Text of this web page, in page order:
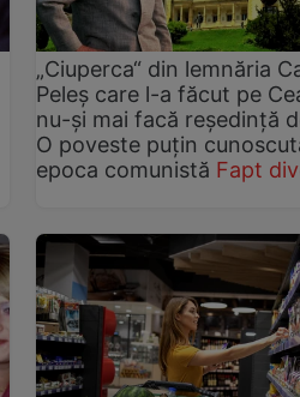
„Ciuperca“ din lemnăria
Peleş care l-a făcut pe
nu-şi mai facă reşedinţă
O poveste puțin
epoca comunistă Fapt